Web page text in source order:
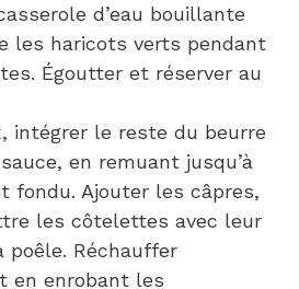
d’eau bouillante
les haricots verts pendant
Égoutter et réserver au
intégrer le reste du beurre
en remuant jusqu’à
fondu. Ajouter les câpres,
les côtelettes avec leur
poêle. Réchauffer
en enrobant les